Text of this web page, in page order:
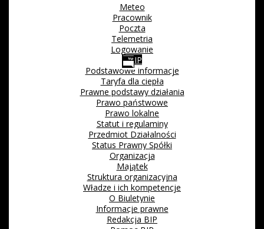
Meteo
Pracownik
Poczta
Telemetria
Logowanie
BIP
Podstawowe informacje
Taryfa dla ciepła
Prawne podstawy działania
Prawo państwowe
Prawo lokalne
Statut i regulaminy
Przedmiot Działalności
Status Prawny Spółki
Organizacja
Majątek
Struktura organizacyjna
Władze i ich kompetencje
O Biuletynie
Informacje prawne
Redakcja BIP